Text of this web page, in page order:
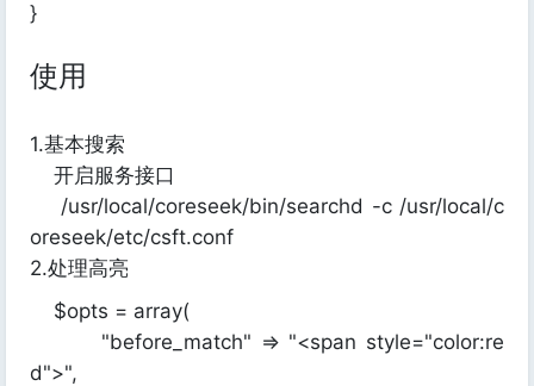
}
使用
1.基本搜索
开启服务接口
/usr/local/coreseek/bin/searchd -c /usr/local/c
oreseek/etc/csft.conf
2.处理高亮
$opts = array(
"before_match" => "<span style="color:re
d">",